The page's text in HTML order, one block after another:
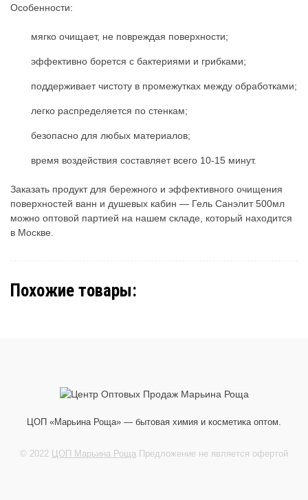
Особенности:
мягко очищает, не повреждая поверхности;
эффективно борется с бактериями и грибками;
поддерживает чистоту в промежутках между обработками;
легко распределяется по стенкам;
безопасно для любых материалов;
время воздействия составляет всего 10-15 минут.
Заказать продукт для бережного и эффективного очищения
поверхностей ванн и душевых кабин — Гель Санэлит 500мл
можно оптовой партией на нашем складе, который находится
в Москве.
Похожие товары:
ЦОП «Марьина Роща» — бытовая химия и косметика оптом.
© 2022 ЦОП Марьина Роща Предложение не является офертой